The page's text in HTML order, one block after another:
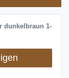
dunkelbraun 1-